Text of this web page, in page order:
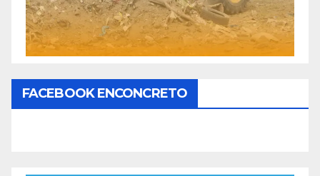
FACEBOOK ENCONCRETO